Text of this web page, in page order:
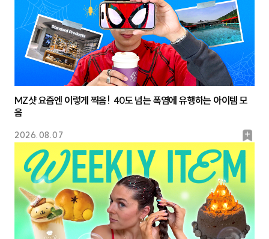
2026.08.07
북
마
크
MZ샷 요즘엔 이렇게 찍음! 40도 넘는 폭염에 유행하는 아이템 모
음